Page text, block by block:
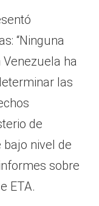
“Ninguna
ha
las
de
nivel de
sobre
ETA.